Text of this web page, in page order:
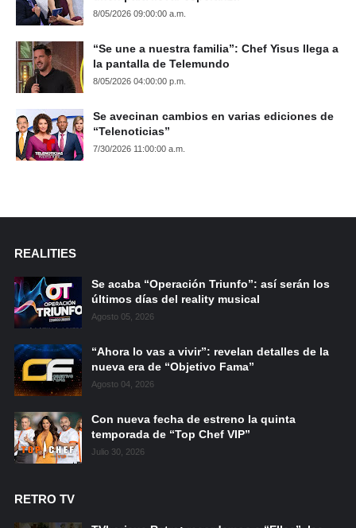
8/05/2026 09:00:00 a.m.
“Se une a nuestra familia”: Chef Yisus llega a
la pantalla de Telemundo
8/05/2026 04:00:00 p.m.
Se avecinan cambios en varias ediciones de
“Telenoticias”
7/30/2026 11:00:00 a.m.
REALITIES
Se acaba “Operación Triunfo”: así serán los
últimos días del reality musical
Agosto 05, 2026
“Ahora lo vas a vivir”: revelan detalles de la
nueva era de “Objetivo Fama”
Agosto 04, 2026
Con nueva fecha de estreno la quinta
temporada de “Top Chef VIP”
Julio 30, 2026
RETRO TV